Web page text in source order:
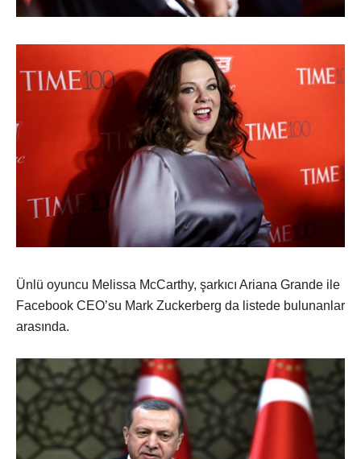
Ünlü oyuncu Melissa McCarthy, şarkıcı Ariana Grande ile
Facebook CEO’su Mark Zuckerberg da listede bulunanlar
arasında.